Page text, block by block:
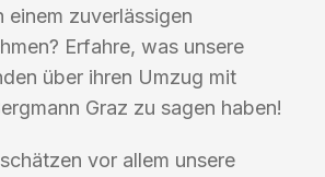
einem zuverlässigen
Erfahre, was unsere
über ihren Umzug mit
Graz zu sagen haben!
vor allem unsere